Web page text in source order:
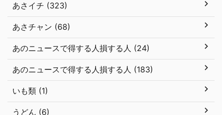
あさイチ (323)
あさチャン (68)
あのニュースで得する人損する人 (24)
あのニュースで得する人損する人 (183)
いも類 (1)
うどん (6)